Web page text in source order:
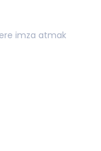
imza atmak